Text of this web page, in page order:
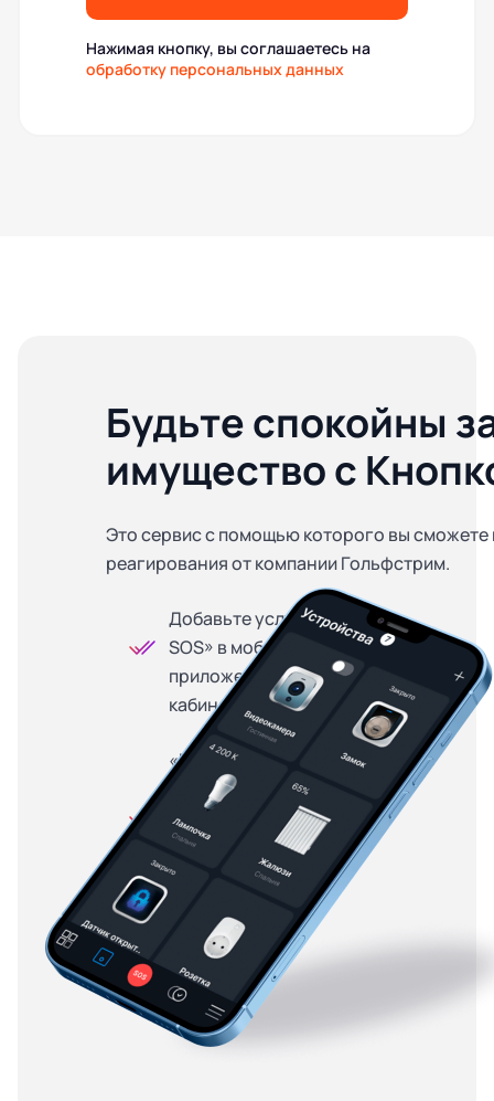
Нажимая кнопку, вы соглашаетесь на
обработку персональных данных
Будьте спокойны
имущество с
Это сервис с помощью которого вы сможете
реагирования от компании Гольфстрим.
Добавьте услугу «Кнопка
SOS» в мобильном
приложении или личном
кабинете
«Кнопка SOS» доступна
на особых условиях для
абонентов, купивших
оборудование в
рассрочку — от 299